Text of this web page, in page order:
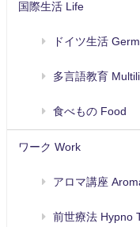
国際生活 Life
ドイツ生活
多言語教育
食べもの Food
ワーク Work
アロマ講座
前世療法 Hypno